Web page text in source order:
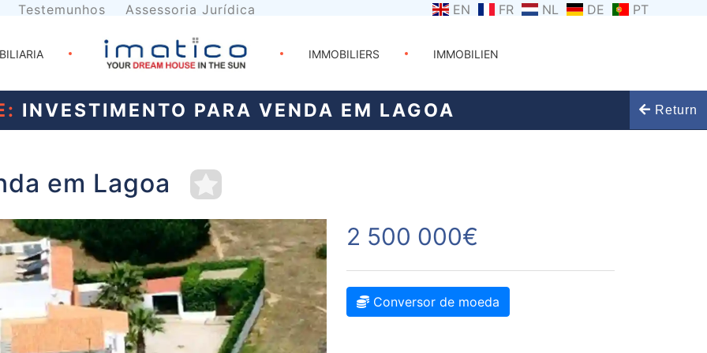
Testemunhos Assessoria Jurídica EN FR NL DE PT
IMMOBILIERS IMMOBILIEN
INVESTIMENTO PARA VENDA EM LAGOA Return
em Lagoa
2 500 000€
Conversor de moeda